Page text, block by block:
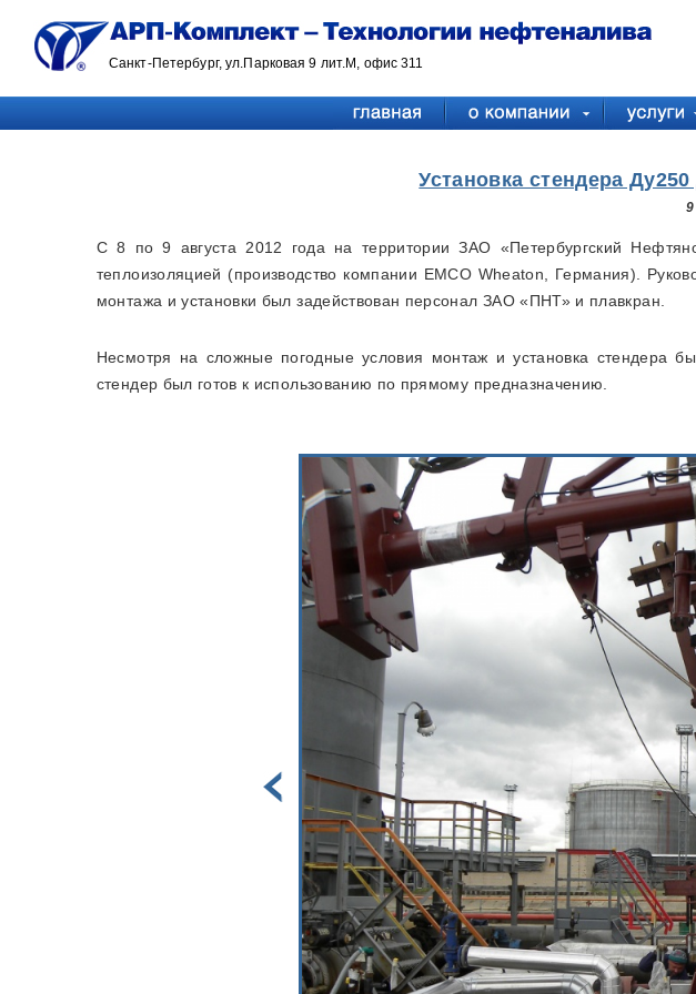
Санкт-Петербург, ул.Парковая 9 лит.М, офис 311
Установка стендера
С 8 по 9 августа 2012 года на территории ЗАО «Петербургский
теплоизоляцией (производство компании EMCO Wheaton, Германия).
монтажа и установки был задействован персонал ЗАО «ПНТ» и плавкран.
Несмотря на сложные погодные условия монтаж и установка стендера
стендер был готов к использованию по прямому предназначению.